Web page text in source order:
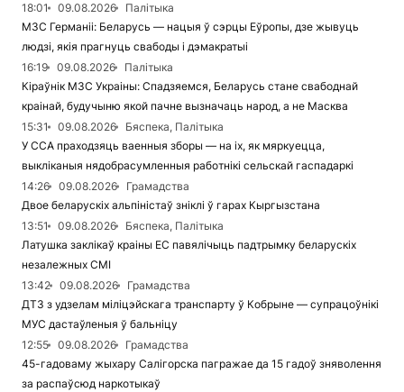
18:01
09.08.2026
Палітыка
МЗС Германіі: Беларусь — нацыя ў сэрцы Еўропы, дзе жывуць
людзі, якія прагнуць свабоды і дэмакратыі
16:19
09.08.2026
Палітыка
Кіраўнік МЗС Украіны: Спадзяемся, Беларусь стане свабоднай
краінай, будучыню якой пачне вызначаць народ, а не Масква
15:31
09.08.2026
Бяспека, Палітыка
У ССА праходзяць ваенныя зборы — на іх, як мяркуецца,
выкліканыя нядобрасумленныя работнікі сельскай гаспадаркі
14:26
09.08.2026
Грамадства
Двое беларускіх альпіністаў зніклі ў гарах Кыргызстана
13:51
09.08.2026
Бяспека, Палітыка
Латушка заклікаў краіны ЕС павялічыць падтрымку беларускіх
незалежных СМІ
13:42
09.08.2026
Грамадства
ДТЗ з удзелам міліцэйскага транспарту ў Кобрыне — супрацоўнікі
МУС дастаўленыя ў бальніцу
12:55
09.08.2026
Грамадства
45-гадоваму жыхару Салігорска пагражае да 15 гадоў зняволення
за распаўсюд наркотыкаў